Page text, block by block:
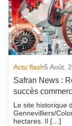
Actu flash5 Août.
Safran News :
succès
Le site historique
Gennevilliers/
hectares. Il […]